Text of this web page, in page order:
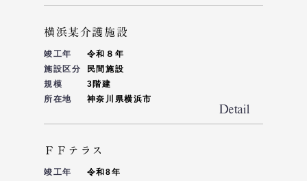
横浜某介護施設
竣工年
令和８年
施設区分
民間施設
規模
3階建
所在地
神奈川県横浜市
ＦＦテラス
竣工年
令和8年